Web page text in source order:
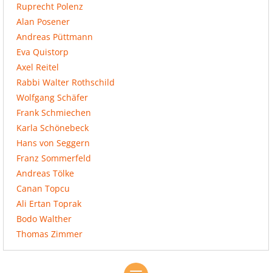
Ruprecht Polenz
Alan Posener
Andreas Püttmann
Eva Quistorp
Axel Reitel
Rabbi Walter Rothschild
Wolfgang Schäfer
Frank Schmiechen
Karla Schönebeck
Hans von Seggern
Franz Sommerfeld
Andreas Tölke
Canan Topcu
Ali Ertan Toprak
Bodo Walther
Thomas Zimmer